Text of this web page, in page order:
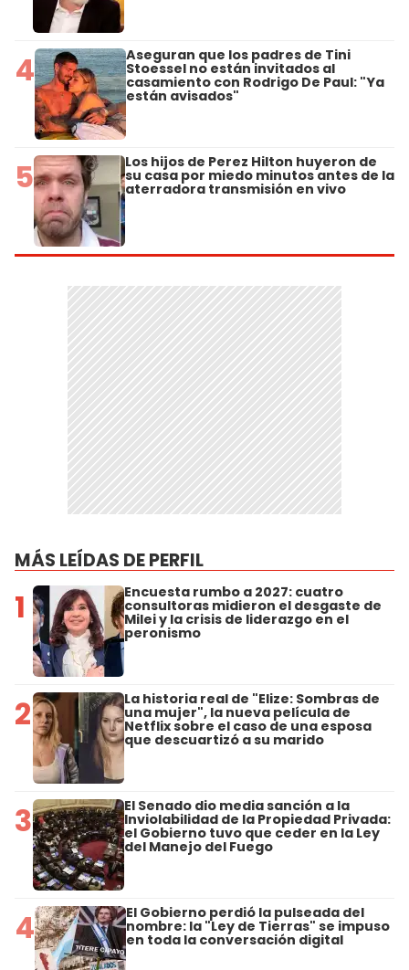
4 Aseguran que los padres de Tini
Stoessel no están invitados al
casamiento con Rodrigo De Paul: "Ya
están avisados"
5 Los hijos de Perez Hilton huyeron de
su casa por miedo minutos antes de la
aterradora transmisión en vivo
MÁS LEÍDAS DE PERFIL
1 Encuesta rumbo a 2027: cuatro
consultoras midieron el desgaste de
Milei y la crisis de liderazgo en el
peronismo
2 La historia real de "Elize: Sombras de
una mujer", la nueva película de
Netflix sobre el caso de una esposa
que descuartizó a su marido
3 El Senado dio media sanción a la
Inviolabilidad de la Propiedad Privada:
el Gobierno tuvo que ceder en la Ley
del Manejo del Fuego
4 El Gobierno perdió la pulseada del
nombre: la "Ley de Tierras" se impuso
en toda la conversación digital